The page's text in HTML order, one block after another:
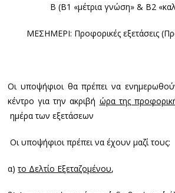
Β (Β1 «μέτρια γνώση» & Β2
ΜΕΣΗΜΕΡΙ: Προφορικές εξετάσεις
Οι υποψήφιοι θα πρέπει να
κέντρο για την ακριβή ώρα της
ημέρα των εξετάσεων
Οι υποψήφιοι πρέπει να έχουν μαζί τους:
α)το Δελτίο Εξεταζομένου,